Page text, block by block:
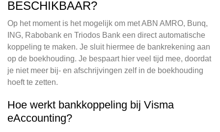
BESCHIKBAAR?
Op het moment is het mogelijk om met ABN AMRO, Bunq,
ING, Rabobank en Triodos Bank een direct automatische
koppeling te maken. Je sluit hiermee de bankrekening aan
op de boekhouding. Je bespaart hier veel tijd mee, doordat
je niet meer bij- en afschrijvingen zelf in de boekhouding
hoeft te zetten.
Hoe werkt bankkoppeling bij Visma
eAccounting?